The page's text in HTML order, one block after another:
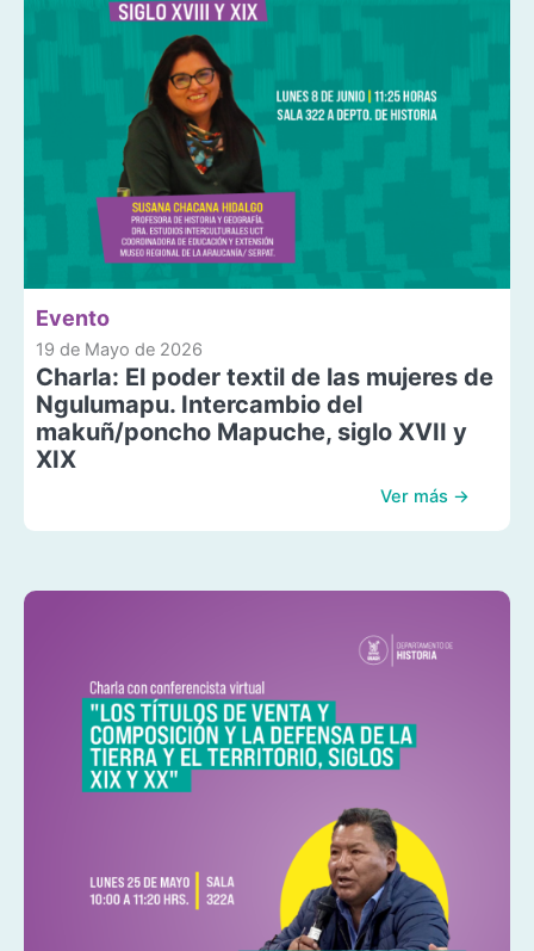
Evento
19 de Mayo de 2026
Charla: El poder textil de las mujeres de
Ngulumapu. Intercambio del
makuñ/poncho Mapuche, siglo XVII y
XIX
Ver más →